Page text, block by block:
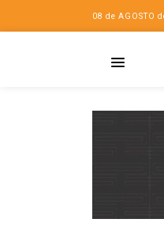
08 de AGOSTO